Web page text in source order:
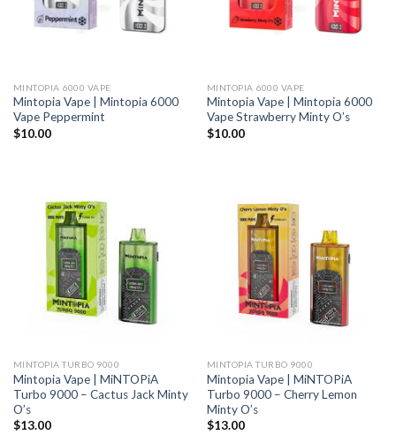
MINTOPIA 6000 VAPE
Mintopia Vape | Mintopia 6000
Vape Peppermint
$10.00
MINTOPIA 6000 VAPE
Mintopia Vape | Mintopia 6000
Vape Strawberry Minty O’s
$10.00
MINTOPIA TURBO 9000
Mintopia Vape | MiNTOPiA
Turbo 9000 – Cactus Jack Minty
O’s
$13.00
MINTOPIA TURBO 9000
Mintopia Vape | MiNTOPiA
Turbo 9000 – Cherry Lemon
Minty O’s
$13.00